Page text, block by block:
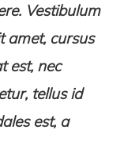
Vestibulum
amet, cursus
est, nec
tellus id
est, a